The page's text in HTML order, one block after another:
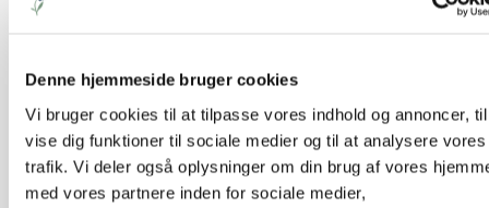
Denne hjemmeside bruger cookies
Vi bruger cookies til at tilpasse vores indhold og annoncer,
vise dig funktioner til sociale medier og til at analysere vores
trafik. Vi deler også oplysninger om din brug af vores
med vores partnere inden for sociale medier,
Keramik skjuler m/fod H25½cm